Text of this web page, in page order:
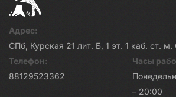
Адрес:
СПб, Курская 21 лит. Б, 1 эт. 1 каб. ст.
Телефон:
88129523362
Часы
– 20:00